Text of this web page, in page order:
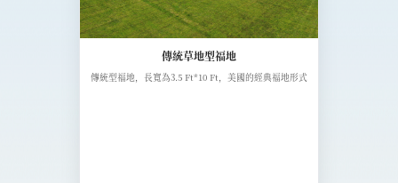
傳統草地型福地
傳統型福地，長寬為3.5 Ft*10 Ft，美國的經典福地形式